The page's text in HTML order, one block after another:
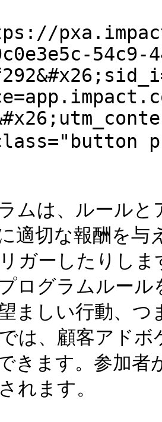
54c9-
ムは、ルール
適切な報酬を与
ガーしたりし
ログラムルー
ましい行動、
は、顧客アド
きます。参加
れます。